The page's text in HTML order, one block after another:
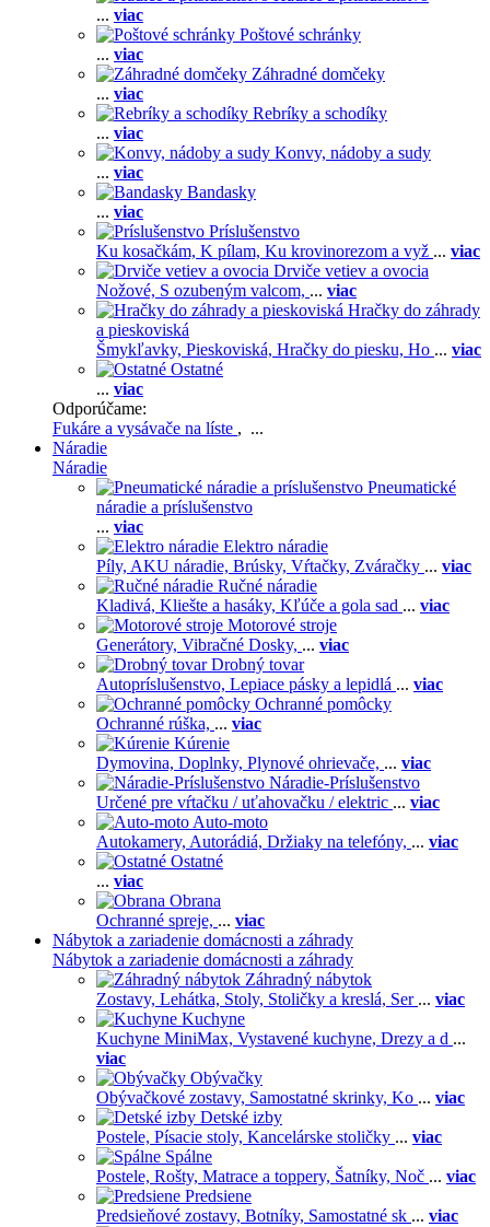
... viac
Poštové schránky
... viac
Záhradné domčeky
... viac
Rebríky a schodíky
... viac
Konvy, nádoby a sudy
... viac
Bandasky
... viac
Príslušenstvo
Ku kosačkám, K pílam, Ku krovinorezom a vyž ... viac
Drviče vetiev a ovocia
Nožové, S ozubeným valcom, ... viac
Hračky do záhrady
a pieskoviská
Šmykľavky, Pieskoviská, Hračky do piesku, Ho ... viac
Ostatné
... viac
Odporúčame:
Fukáre a vysávače na líste , ...
Náradie
Náradie
Pneumatické
náradie a príslušenstvo
... viac
Elektro náradie
Píly, AKU náradie, Brúsky, Vŕtačky, Zváračky ... viac
Ručné náradie
Kladivá, Kliešte a hasáky, Kľúče a gola sad ... viac
Motorové stroje
Generátory, Vibračné Dosky, ... viac
Drobný tovar
Autopríslušenstvo, Lepiace pásky a lepidlá ... viac
Ochranné pomôcky
Ochranné rúška, ... viac
Kúrenie
Dymovina, Doplnky, Plynové ohrievače, ... viac
Náradie-Príslušenstvo
Určené pre vŕtačku / uťahovačku / elektric ... viac
Auto-moto
Autokamery, Autorádiá, Držiaky na telefóny, ... viac
Ostatné
... viac
Obrana
Ochranné spreje, ... viac
Nábytok a zariadenie domácnosti a záhrady
Nábytok a zariadenie domácnosti a záhrady
Záhradný nábytok
Zostavy, Lehátka, Stoly, Stoličky a kreslá, Ser ... viac
Kuchyne
Kuchyne MiniMax, Vystavené kuchyne, Drezy a d ...
viac
Obývačky
Obývačkové zostavy, Samostatné skrinky, Ko ... viac
Detské izby
Postele, Písacie stoly, Kancelárske stoličky ... viac
Spálne
Postele, Rošty, Matrace a toppery, Šatníky, Noč ... viac
Predsiene
Predsieňové zostavy, Botníky, Samostatné sk ... viac